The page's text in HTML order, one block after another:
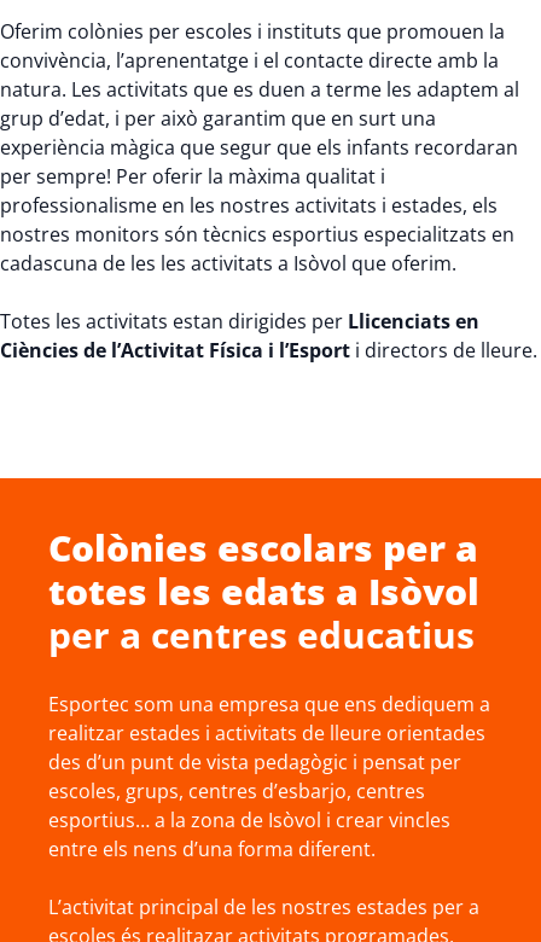
Oferim colònies per escoles i instituts que promouen la
convivència, l’aprenentatge i el contacte directe amb la
natura. Les activitats que es duen a terme les adaptem al
grup d’edat, i per això garantim que en surt una
experiència màgica que segur que els infants recordaran
per sempre! Per oferir la màxima qualitat i
professionalisme en les nostres activitats i estades, els
nostres monitors són tècnics esportius especialitzats en
cadascuna de les les activitats a Isòvol que oferim.
Totes les activitats estan dirigides per Llicenciats en
Ciències de l’Activitat Física i l’Esport i directors de lleure.
Colònies escolars per a
totes les edats a Isòvol
per a centres educatius
Esportec som una empresa que ens dediquem a
realitzar estades i activitats de lleure orientades
des d’un punt de vista pedagògic i pensat per
escoles, grups, centres d’esbarjo, centres
esportius… a la zona de Isòvol i crear vincles
entre els nens d’una forma diferent.
L’activitat principal de les nostres estades per a
escoles és realitazar activitats programades,